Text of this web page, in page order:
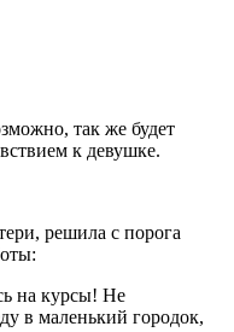
так же будет
к девушке.
решила с порога
на курсы! Не
в маленький городок,